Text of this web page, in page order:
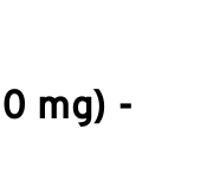
mg) -